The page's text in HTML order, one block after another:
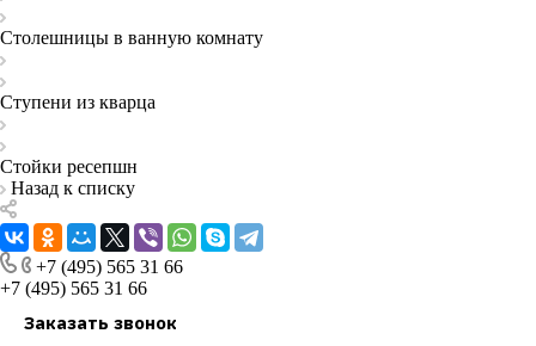
Столешницы в ванную комнату
Ступени из кварца
Стойки ресепшн
Назад к списку
+7 (495) 565 31 66
+7 (495) 565 31 66
Заказать звонок